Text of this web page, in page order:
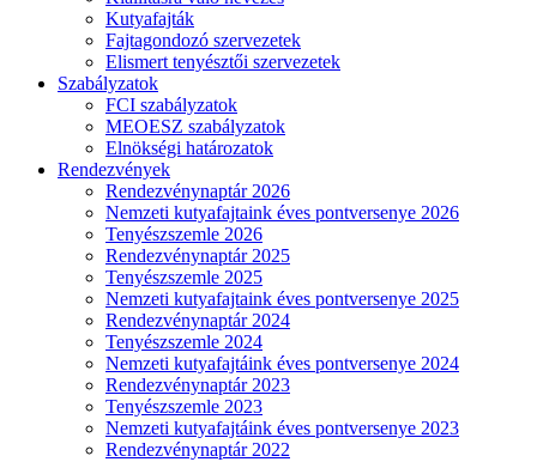
Kutyafajták
Fajtagondozó szervezetek
Elismert tenyésztői szervezetek
Szabályzatok
FCI szabályzatok
MEOESZ szabályzatok
Elnökségi határozatok
Rendezvények
Rendezvénynaptár 2026
Nemzeti kutyafajtaink éves pontversenye 2026
Tenyészszemle 2026
Rendezvénynaptár 2025
Tenyészszemle 2025
Nemzeti kutyafajtaink éves pontversenye 2025
Rendezvénynaptár 2024
Tenyészszemle 2024
Nemzeti kutyafajtáink éves pontversenye 2024
Rendezvénynaptár 2023
Tenyészszemle 2023
Nemzeti kutyafajtáink éves pontversenye 2023
Rendezvénynaptár 2022